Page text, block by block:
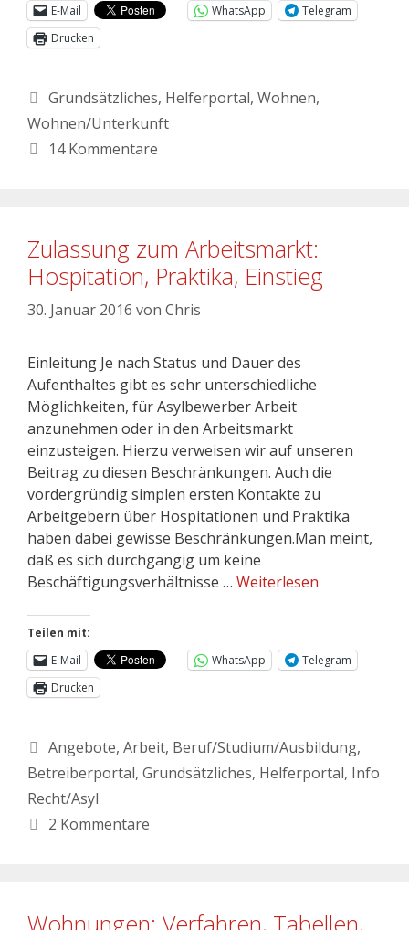
E-Mail
WhatsApp
Telegram
Drucken
Grundsätzliches, Helferportal, Wohnen,
Wohnen/Unterkunft
14 Kommentare
Zulassung zum Arbeitsmarkt:
Hospitation, Praktika, Einstieg
30. Januar 2016 von Chris
Einleitung Je nach Status und Dauer des
Aufenthaltes gibt es sehr unterschiedliche
Möglichkeiten, für Asylbewerber Arbeit
anzunehmen oder in den Arbeitsmarkt
einzusteigen. Hierzu verweisen wir auf unseren
Beitrag zu diesen Beschränkungen. Auch die
vordergründig simplen ersten Kontakte zu
Arbeitgebern über Hospitationen und Praktika
haben dabei gewisse Beschränkungen.Man meint,
daß es sich durchgängig um keine
Beschäftigungsverhältnisse … Weiterlesen
Teilen mit:
E-Mail
WhatsApp
Telegram
Drucken
Angebote, Arbeit, Beruf/Studium/Ausbildung,
Betreiberportal, Grundsätzliches, Helferportal, Info
Recht/Asyl
2 Kommentare
Wohnungen: Verfahren, Tabellen,